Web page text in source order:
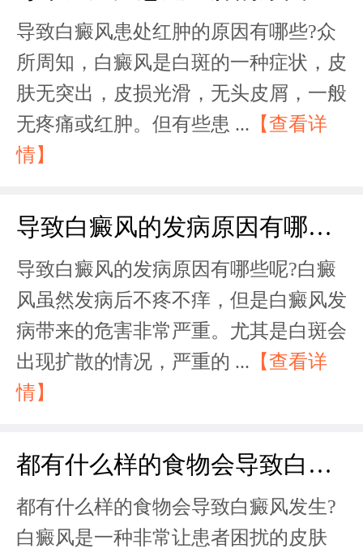
导致白癜风患处红肿的原因有哪些?众
所周知，白癜风是白斑的一种症状，皮
肤无突出，皮损光滑，无头皮屑，一般
无疼痛或红肿。但有些患 ... 【查看详
情】
导致白癜风的发病原因有哪些呢?
导致白癜风的发病原因有哪些呢?白癜
风虽然发病后不疼不痒，但是白癜风发
病带来的危害非常严重。尤其是白斑会
出现扩散的情况，严重的 ... 【查看详
情】
都有什么样的食物会导致白癜风发生?
都有什么样的食物会导致白癜风发生?
白癜风是一种非常让患者困扰的皮肤